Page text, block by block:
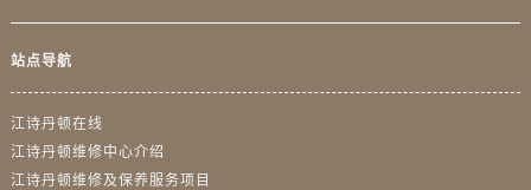
站点导航
江诗丹顿在线
江诗丹顿维修中心介绍
江诗丹顿维修及保养服务项目